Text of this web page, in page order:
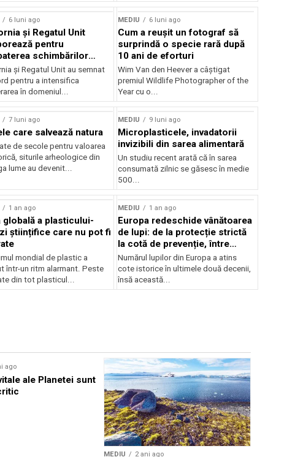
6 luni ago
și Regatul Unit
pentru
schimbărilor
și Regatul Unit au semnat
pentru a intensifica
în domeniul...
MEDIU 6 luni ago
Cum a reușit un fotograf să
surprindă o specie rară după
10 ani de eforturi
Wim Van den Heever a câștigat
premiul Wildlife Photographer of the
Year cu o...
7 luni ago
care salvează natura
de secole pentru valoarea
siturile arheologice din
lume au devenit...
MEDIU 9 luni ago
Microplasticele, invadatorii
invizibili din sarea alimentară
Un studiu recent arată că în sarea
consumată zilnic se găsesc în medie
500...
1 an ago
globală a plasticului-
științifice care nu pot fi
mondial de plastic a
într-un ritm alarmant. Peste
din tot plasticul...
MEDIU 1 an ago
Europa redeschide vânătoarea
de lupi: de la protecție strictă
la cotă de prevenție, între
conservare și conflict
Numărul lupilor din Europa a atins
cote istorice în ultimele două decenii,
însă această...
ago
ale Planetei sunt
MEDIU 2 ani ago